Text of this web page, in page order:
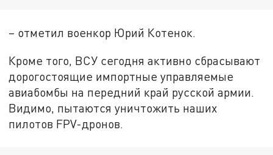
– отметил военкор Юрий Котенок.
Кроме того, ВСУ сегодня активно сбрасывают
дорогостоящие импортные управляемые
авиабомбы на передний край русской армии.
Видимо, пытаются уничтожить наших
пилотов FPV-дронов.